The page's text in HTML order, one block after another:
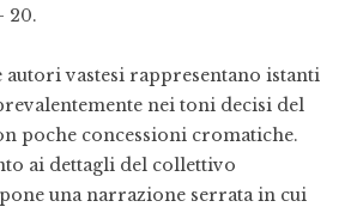
20.
autori vastesi rappresentano istanti
nei toni decisi del
poche concessioni cromatiche.
ai dettagli del collettivo
una narrazione serrata in cui